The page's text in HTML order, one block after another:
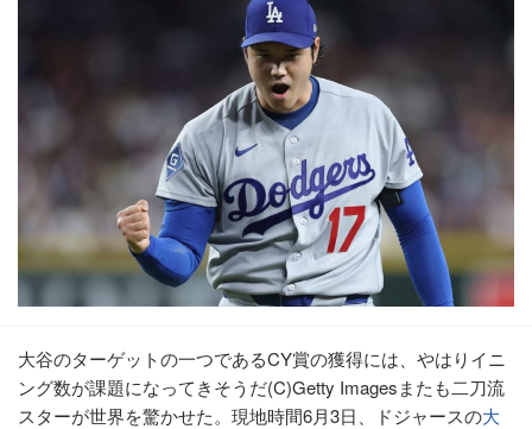
大谷のターゲットの一つであるCY賞の獲得には、やはりイニ
ング数が課題になってきそうだ(C)Getty Imagesまたも二刀流
スターが世界を驚かせた。現地時間6月3日、ドジャースの大